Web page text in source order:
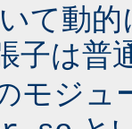
て動
子は普
モジュ